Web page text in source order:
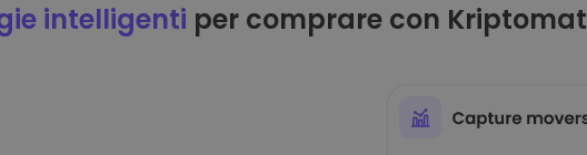
intelligenti per comprare con Kriptomat